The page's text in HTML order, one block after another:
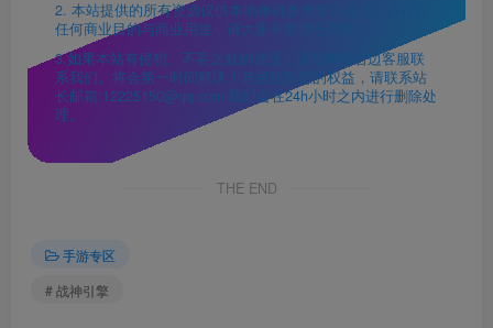
2. 本站提供的所有资源仅供本地单机参考学习使用，不存在
任何商业目的与商业用途，请大家不要用于商用！
3.如果本站有侵犯、不妥之处的资源，请在网站右边客服联
系我们。将会第一时间解决！若侵犯到您的权益，请联系站
长邮箱:12225150@qq.com 我们会在24h小时之内进行删除处
理。
THE END
手游专区
# 战神引擎